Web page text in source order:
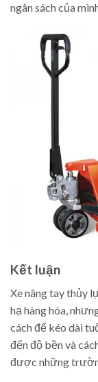
ngân sách của
Kết luận
Xe nâng tay thủy
hạ hàng hóa,
cách để kéo dài
đến độ bền và
được những